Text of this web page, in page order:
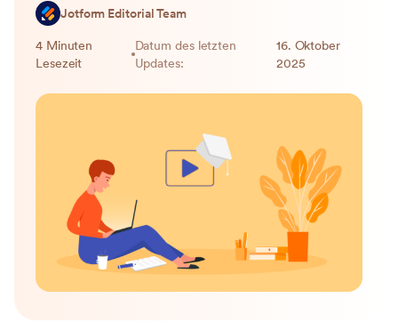
Jotform Editorial Team
4 Minuten
Lesezeit
Datum des letzten
Updates:
16. Oktober
2025